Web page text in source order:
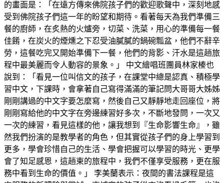
的畫面是：「在遠方傳來佛院孩子們的歡迎歌聲中，深刻地感
受到佛院孩子們這一年的盼望和期待。看著每天為我們準備三
餐的廚師，在炙熱的火爐旁，切菜、洗菜，用心的準備每一餐
佳餚，在炭火的煙燻之下忍受油膩膩的鍋碗瓢盆，他們不辭辛
勞，這餐吃完又開始準備下一餐，他們的背影、汗水是這趟旅
程中最美麗而令人動容的景象。」 中文繪唱班團員林家榛也
說到：「看見一位叫信文的孩子，在課堂中總是認真、積極學
習中文，下課時，會拿著自己寫得滿滿的筆記問大哥哥大姊姊
剛剛講過的中文字要怎麼寫，然後自己又靜靜地走回座位，將
剛剛寫給他的中文字在旁邊練習好多次，不斷地發問，一次又
一次的練習，看見這樣的他，讓我想到『生命影響生命』，雖
然我們扮演的是教學者的角色，但其實從孩子們的身上學習到
更多，學會珍惜自己的生活、學會把握可以學習的時光、更學
會了知足感恩，這趟柬的旅程中，我們不僅享受服務，更在服
務中看到生命的價值。」 李美蘭表示：夜間的書法課程是這